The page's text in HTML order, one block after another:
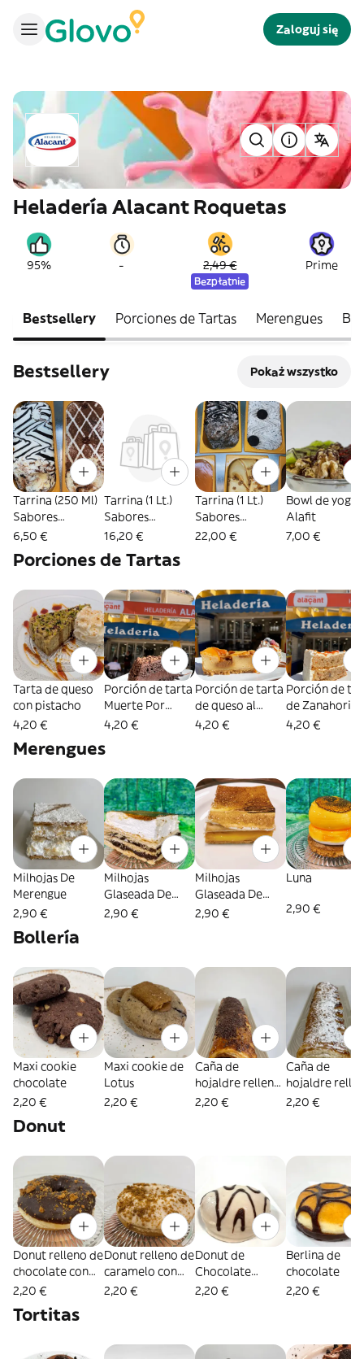
Zaloguj się
Heladería Alacant Roquetas
95% - 2,49 €
Bezpłatnie
Prime
Bestsellery Porciones de Tartas Merengues
Bestsellery Pokaż wszystko
Tarrina (250 Ml)
Sabores
Premium
6,50 €
Tarrina (1 Lt.)
Sabores
Artesanos
16,20 €
Tarrina (1 Lt.)
Sabores
Premium
22,00 €
Bowl de yogur
Alafit
7,00 €
Porciones de Tartas
Tarta de queso
con pistacho
4,20 €
Porción de tarta
Muerte Por
Chocolate
4,20 €
Porción de tarta
de queso al
horno con dulce
4,20 €
Porción de
de Zanahoria
4,20 €
Merengues
Milhojas De
Merengue
2,90 €
Milhojas
Glaseada De
Merengue Y
2,90 €
Milhojas
Glaseada De
Merengue Y
2,90 €
Luna
2,90 €
Bollería
Maxi cookie
chocolate
2,20 €
Maxi cookie de
Lotus
2,20 €
Caña de
hojaldre rellena
de chocolate
2,20 €
Caña de
hojaldre
de crema
2,20 €
Donut
Donut relleno de
chocolate con
cookies
(Novedad)
2,20 €
Donut relleno de
caramelo con
Lotus (novedad)
2,20 €
Donut de
Chocolate
Blanco
2,20 €
Berlina de
chocolate
2,20 €
Tortitas